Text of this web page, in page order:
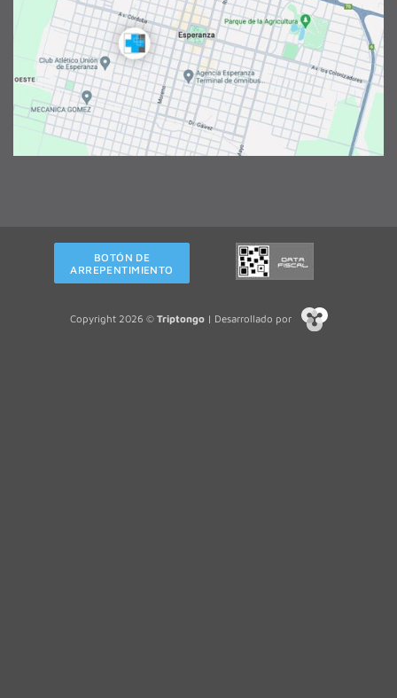
BOTÓN DE
ARREPENTIMIENTO
Copyright 2026 © Triptongo| Desarrollado por